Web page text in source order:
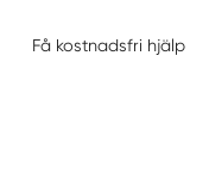
Få kostnadsfri hjälp